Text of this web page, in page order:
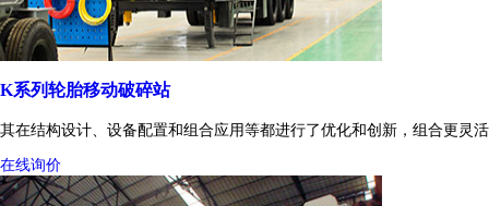
K系列轮胎移动破碎站
其在结构设计、设备配置和组合应用等都进行了优化和创新，组合更灵活
在线询价